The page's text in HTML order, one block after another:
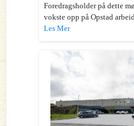
Foredragsholder på dette
vokste opp på Opstad
Les Mer